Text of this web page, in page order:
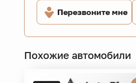
Перезвоните мне
Похожие автомобили